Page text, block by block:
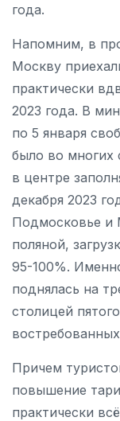
года.
Напомним, в
Москву
практически
2023 года. В
по 5 января
было во многих
в центре
декабря 2023
Подмосковье и
поляной,
95-100%.
поднялась на
столицей
Причем
повышение
практически